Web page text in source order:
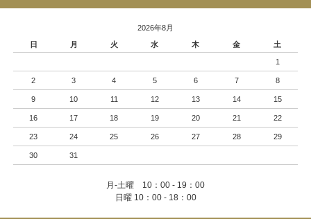
2026年8月
日
月 火 水 木 金 土
1
2 3 4 5 6 7 8
9 10 11 12 13 14 15
16 17 18 19 20 21 22
23 24 25 26 27 28 29
30 31
月-土曜 10：00 - 19：00
日曜 10：00 - 18：00